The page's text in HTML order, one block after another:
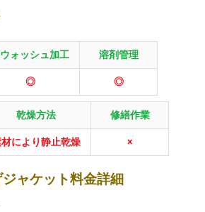
ォッシュ加工 溶剤管理
◎ ◎
乾燥方法 修繕作業
により静止乾燥 ×
ャケット料金詳細